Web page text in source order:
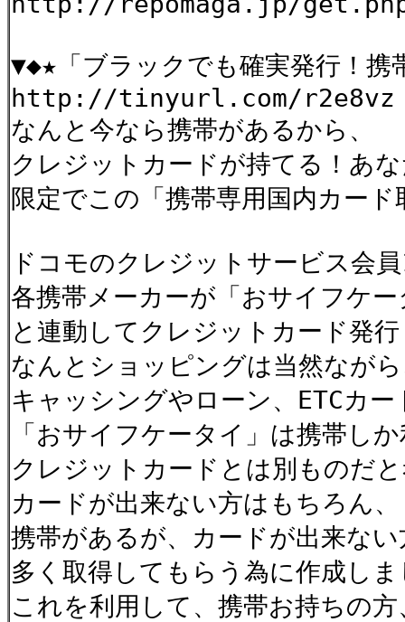
▼◆★「ブラックでも確実発行！携
http://tinyurl.com/r2e8vz
なんと今なら携帯があるから、
クレジットカードが持てる！あ
限定でこの「携帯専用国内カ
ドコモのクレジットサービス会
各携帯メーカーが「おサイフケ
と連動してクレジットカード発
なんとショッピングは当然なが
キャッシングやローン、ETCカ
「おサイフケータイ」は携帯し
クレジットカードとは別ものだ
カードが出来ない方はもちろん、
携帯があるが、カードが出来な
多く取得してもらう為に作成し
これを利用して、携帯お持ちの